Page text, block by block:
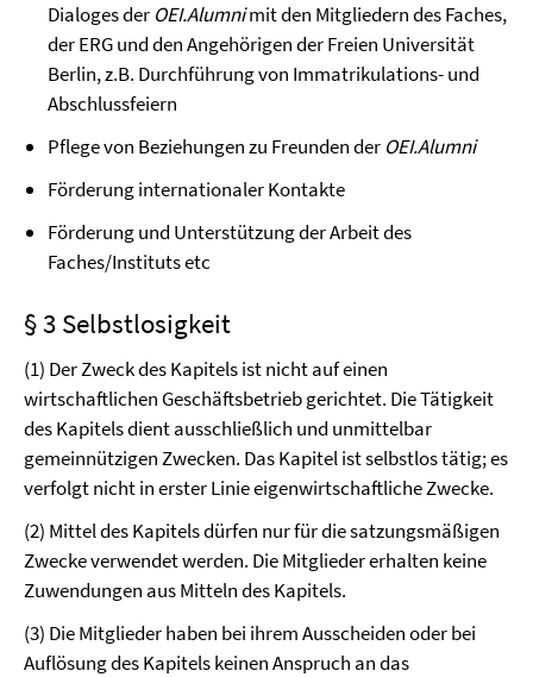
Dialoges der OEI.Alumnimit den Mit­gliedern des Faches,
der ERG und den Angehörigen der Freien Universität
Berlin, z.B. Durchführung von Immatrikulations- und
Abschlussfeiern
Pflege von Beziehungen zu Freunden der OEI.Alumni
Förderung internationaler Kontakte
Förderung und Unterstützung der Arbeit des
Faches/Instituts etc
§ 3 Selbstlosigkeit
(1) Der Zweck des Kapitels ist nicht auf einen
wirtschaftlichen Geschäftsbetrieb gerichtet. Die Tätigkeit
des Kapitels dient ausschließlich und unmittelbar
gemeinnützigen Zwecken. Das Kapitel ist selbstlos tätig; es
verfolgt nicht in erster Linie eigenwirtschaftliche Zwecke.
(2) Mittel des Kapitels dürfen nur für die satzungsmäßigen
Zwecke verwendet werden. Die Mitglieder erhalten keine
Zuwendungen aus Mitteln des Kapitels.
(3) Die Mitglieder haben bei ihrem Ausscheiden oder bei
Auflösung des Kapitels keinen Anspruch an das